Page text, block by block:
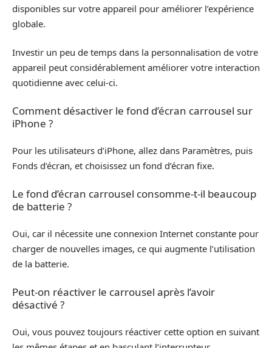
disponibles sur votre appareil pour améliorer l’expérience
globale.
Investir un peu de temps dans la personnalisation de votre
appareil peut considérablement améliorer votre interaction
quotidienne avec celui-ci.
Comment désactiver le fond d’écran carrousel sur
iPhone ?
Pour les utilisateurs d’iPhone, allez dans Paramètres, puis
Fonds d’écran, et choisissez un fond d’écran fixe.
Le fond d’écran carrousel consomme-t-il beaucoup
de batterie ?
Oui, car il nécessite une connexion Internet constante pour
charger de nouvelles images, ce qui augmente l’utilisation
de la batterie.
Peut-on réactiver le carrousel après l’avoir
désactivé ?
Oui, vous pouvez toujours réactiver cette option en suivant